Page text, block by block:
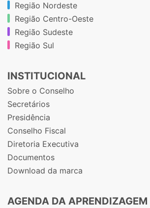
Região Nordeste
Região Centro-Oeste
Região Sudeste
Região Sul
INSTITUCIONAL
Sobre o Conselho
Secretários
Presidência
Conselho Fiscal
Diretoria Executiva
Documentos
Download da marca
AGENDA DA APRENDIZAGEM